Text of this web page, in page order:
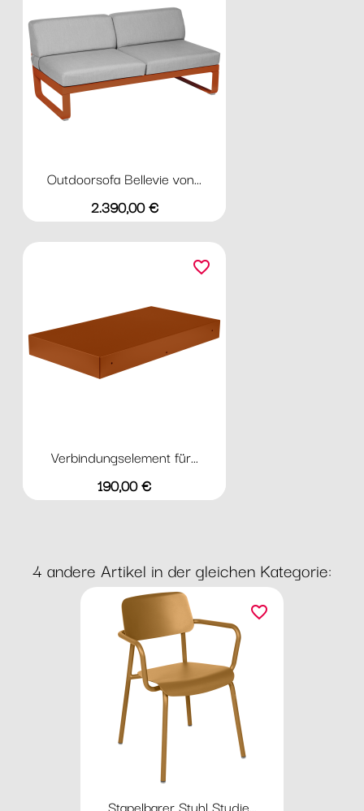
Outdoorsofa Bellevie von...
Preis
2.390,00 €
Verbindungselement für...
Preis
190,00 €
favorite_border
4 andere Artikel in der gleichen Kategorie:
favorite_border